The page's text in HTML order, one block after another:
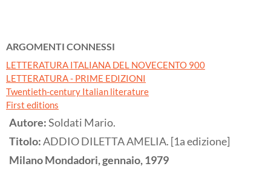
ARGOMENTI CONNESSI
LETTERATURA ITALIANA DEL NOVECENTO 900
LETTERATURA - PRIME EDIZIONI
Twentieth-century Italian literature
First editions
Autore:Soldati Mario.
Titolo:ADDIO DILETTA AMELIA. [1a edizione]
MilanoMondadori, gennaio,1979